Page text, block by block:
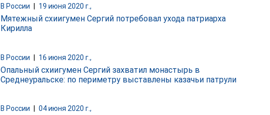
В России 19 июня 2020 г.,
Мятежный схиигумен Сергий потребовал ухода патриарха
Кирилла
В России | 16 июня 2020 г.,
Опальный схиигумен Сергий захватил монастырь в
Среднеуральске: по периметру выставлены казачьи патрули
В России 04 июня 2020 г.,